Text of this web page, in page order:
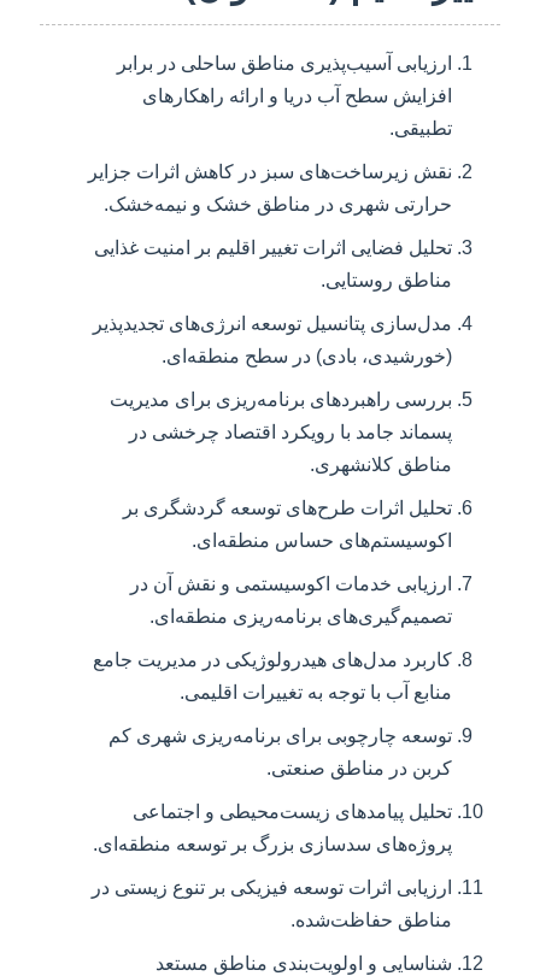
ارزیابی آسیب‌پذیری مناطق ساحلی در برابر
افزایش سطح آب دریا و ارائه راهکارهای
تطبیقی.
نقش زیرساخت‌های سبز در کاهش اثرات جزایر
حرارتی شهری در مناطق خشک و نیمه‌خشک.
تحلیل فضایی اثرات تغییر اقلیم بر امنیت غذایی
مناطق روستایی.
مدل‌سازی پتانسیل توسعه انرژی‌های تجدیدپذیر
(خورشیدی، بادی) در سطح منطقه‌ای.
بررسی راهبردهای برنامه‌ریزی برای مدیریت
پسماند جامد با رویکرد اقتصاد چرخشی در
مناطق کلانشهری.
تحلیل اثرات طرح‌های توسعه گردشگری بر
اکوسیستم‌های حساس منطقه‌ای.
ارزیابی خدمات اکوسیستمی و نقش آن در
تصمیم‌گیری‌های برنامه‌ریزی منطقه‌ای.
کاربرد مدل‌های هیدرولوژیکی در مدیریت جامع
منابع آب با توجه به تغییرات اقلیمی.
توسعه چارچوبی برای برنامه‌ریزی شهری کم
کربن در مناطق صنعتی.
تحلیل پیامدهای زیست‌محیطی و اجتماعی
پروژه‌های سدسازی بزرگ بر توسعه منطقه‌ای.
ارزیابی اثرات توسعه فیزیکی بر تنوع زیستی در
مناطق حفاظت‌شده.
شناسایی و اولویت‌بندی مناطق مستعد